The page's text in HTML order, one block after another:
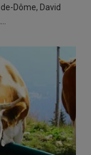
Dôme, David